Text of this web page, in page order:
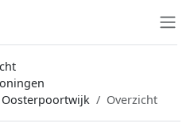
Overzicht